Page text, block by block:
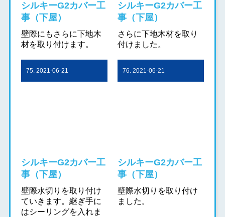
シルキーG2カバー工
事（下屋）
壁際にもさらに下地木
材を取り付けます。
シルキーG2カバー工
事（下屋）
さらに下地木材を取り
付けました。
75. 2021-06-21
シルキーG2カバー工
事（下屋）
壁際水切りを取り付け
ていきます。継ぎ手に
はシーリングを入れま
76. 2021-06-21
シルキーG2カバー工
事（下屋）
壁際水切りを取り付け
ました。